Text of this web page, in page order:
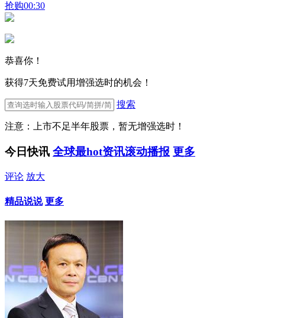
抢购00:30
恭喜你！
获得7天免费试用增强选时的机会！
搜索
注意：上市不足半年股票，暂无增强选时！
今日快讯 全球最hot资讯滚动播报 更多
评论 放大
精品说说 更多